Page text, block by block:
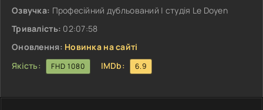
Озвучка: Професійний дубльований | студія Le Doyen
Тривалість: 02:07:58
Оновлення: Новинка на сайті
Якість:
FHD 1080 IMDb: 6.9